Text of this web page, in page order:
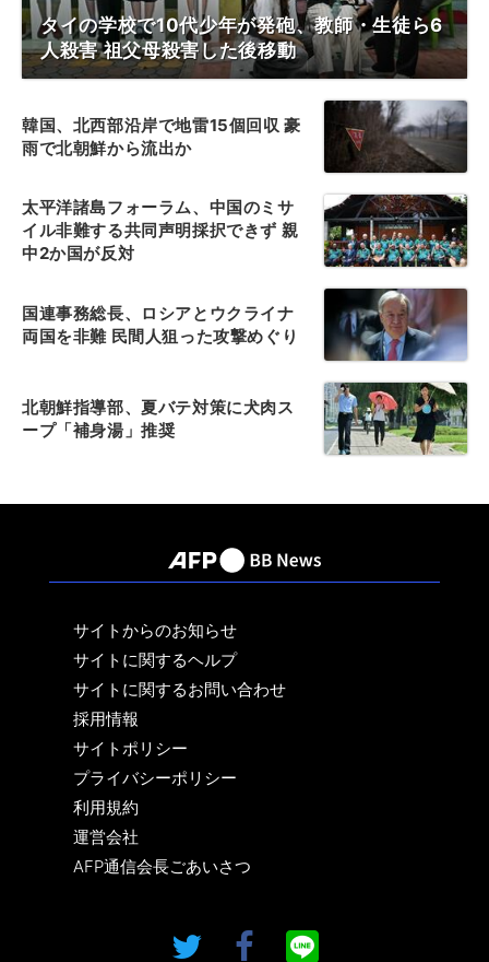
タイの学校で10代少年が発砲、教師・生徒ら6
人殺害 祖父母殺害した後移動
韓国、北西部沿岸で地雷15個回収 豪
雨で北朝鮮から流出か
太平洋諸島フォーラム、中国のミサ
イル非難する共同声明採択できず 親
中2か国が反対
国連事務総長、ロシアとウクライナ
両国を非難 民間人狙った攻撃めぐり
北朝鮮指導部、夏バテ対策に犬肉ス
ープ「補身湯」推奨
サイトからのお知らせ
サイトに関するヘルプ
サイトに関するお問い合わせ
採用情報
サイトポリシー
プライバシーポリシー
利用規約
運営会社
AFP通信会長ごあいさつ